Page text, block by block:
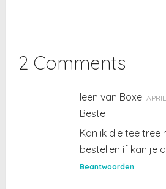
2 Comments
leen van Boxel
Beste
Kan ik die tee tree
bestellen if kan je
Beantwoorden